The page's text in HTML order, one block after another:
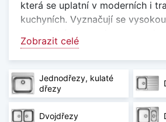
Zobrazit celé
která se uplatní v moderních i
kuchyních. Vyznačují se
Nerezové dřezy Teka jsou
každodenní používání a
kompromisů.
Nerezové dřezy Teka –
řešení do kuchyně
Jednodřezy, kulaté
dřezy
Dvojdřezy